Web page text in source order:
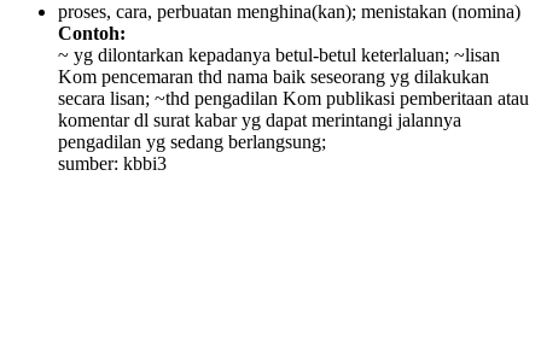
proses, cara, perbuatan menghina(kan); menistakan (nomina)
Contoh:
~ yg dilontarkan kepadanya betul-betul keterlaluan; ~lisan
Kom pencemaran thd nama baik seseorang yg dilakukan
secara lisan; ~thd pengadilan Kom publikasi pemberitaan atau
komentar dl surat kabar yg dapat merintangi jalannya
pengadilan yg sedang berlangsung;
sumber: kbbi3